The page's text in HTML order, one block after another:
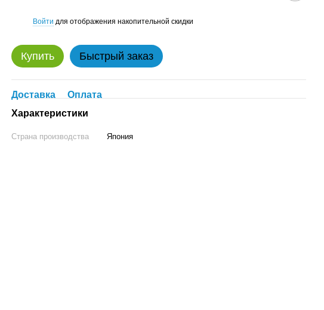
Войти для отображения накопительной скидки
Купить Быстрый заказ
Доставка
Оплата
Характеристики
Страна производства Япония